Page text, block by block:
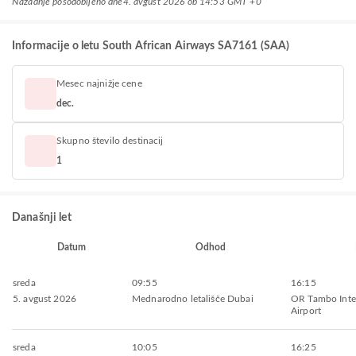
Informacije o letu South African Airways SA7161 (SAA)
Mesec najnižje cene
dec.
Skupno število destinacij
1
Današnji let
Datum Odhod
sreda
5. avgust 2026
09:55
Mednarodno letališče Dubai
16:15
OR Tambo
Airport
sreda 10:05 16:25